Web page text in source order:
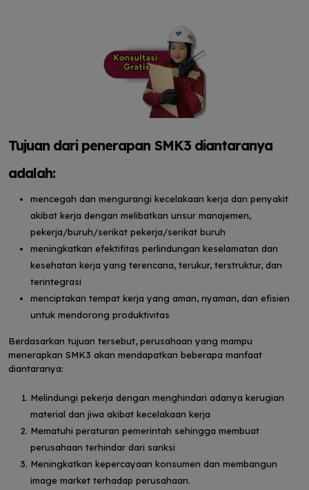
Tujuan dari penerapan SMK3 diantaranya
adalah:
mencegah dan mengurangi kecelakaan kerja dan penyakit
akibat kerja dengan melibatkan unsur manajemen,
pekerja/buruh/serikat pekerja/serikat buruh
meningkatkan efektifitas perlindungan keselamatan dan
kesehatan kerja yang terencana, terukur, terstruktur, dan
terintegrasi
menciptakan tempat kerja yang aman, nyaman, dan efisien
untuk mendorong produktivitas
Berdasarkan tujuan tersebut, perusahaan yang mampu
menerapkan SMK3 akan mendapatkan beberapa manfaat
diantaranya:
Melindungi pekerja dengan menghindari adanya kerugian
material dan jiwa akibat kecelakaan kerja
Mematuhi peraturan pemerintah sehingga membuat
perusahaan terhindar dari sanksi
Meningkatkan kepercayaan konsumen dan membangun
image market terhadap perusahaan.